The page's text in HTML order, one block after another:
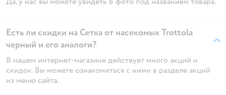
Есть ли скидки на Сетка от насекомых Trottola
черный и его аналоги?
В нашем интернет-магазине действует много акций и
скидок. Вы можете ознакомиться с ними в разделе акций
из меню сайта.